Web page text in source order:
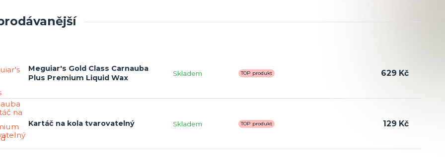
Meguiar's Gold Class Carnauba
Plus Premium Liquid Wax
Skladem TOP produkt 629 Kč
Kartáč na kola tvarovatelný Skladem TOP produkt 129 Kč